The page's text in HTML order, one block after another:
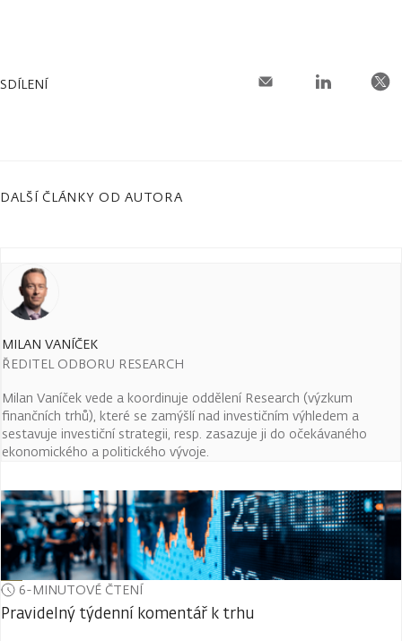
SDÍLENÍ
DALŠÍ ČLÁNKY OD AUTORA
MILAN VANÍČEK
ŘEDITEL ODBORU RESEARCH
Milan Vaníček vede a koordinuje oddělení Research (výzkum
finančních trhů), které se zamýšlí nad investičním výhledem a
sestavuje investiční strategii, resp. zasazuje ji do očekávaného
ekonomického a politického vývoje.
6-MINUTOVÉ ČTENÍ
Pravidelný týdenní komentář k trhu